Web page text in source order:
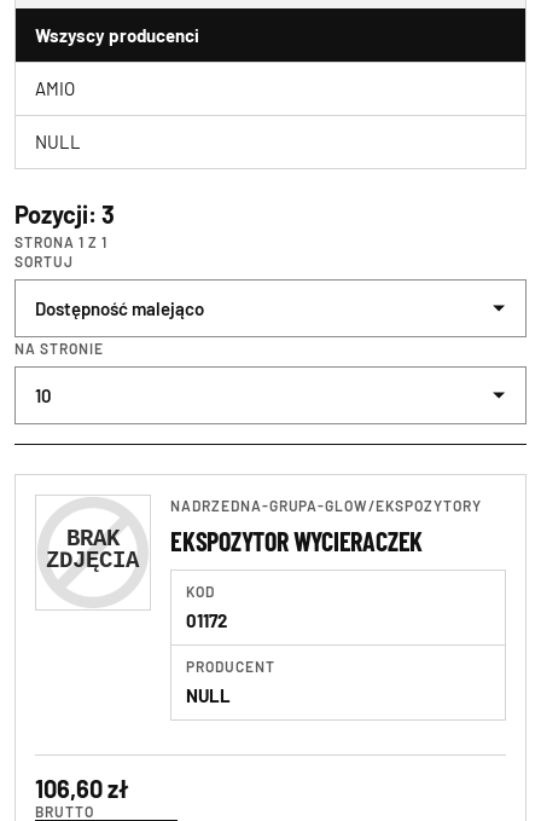
Pozycji: 3
STRONA 1 Z 1
SORTUJ
NA STRONIE
NADRZEDNA-GRUPA-GLOW/EKSPOZYTORY
EKSPOZYTOR WYCIERACZEK
KOD
01172
PRODUCENT
NULL
106,60 zł
BRUTTO
Wyposażenie zewnętrz
Wszyscy producenci
AMIO
NULL